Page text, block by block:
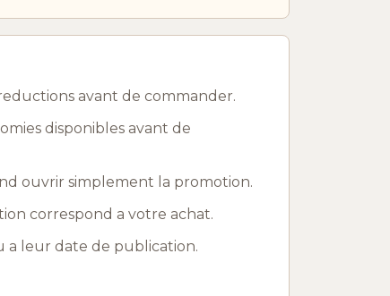
avant de commander.
disponibles avant de
ouvrir simplement la promotion.
correspond a votre achat.
a leur date de publication.